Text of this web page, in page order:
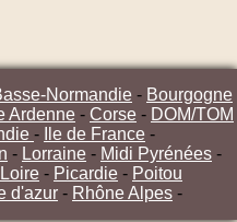
Normandie - Bourgogne
Ardenne - Corse - DOM/TOM
- Ile de France -
- Lorraine - Midi Pyrénées -
- Picardie - Poitou
d'azur - Rhône Alpes -